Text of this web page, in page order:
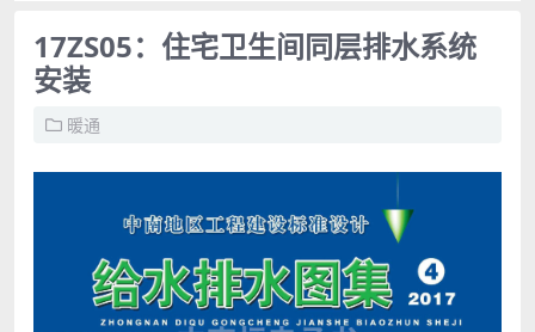
17ZS05：住宅卫生间同层排水系统
安装
暖通